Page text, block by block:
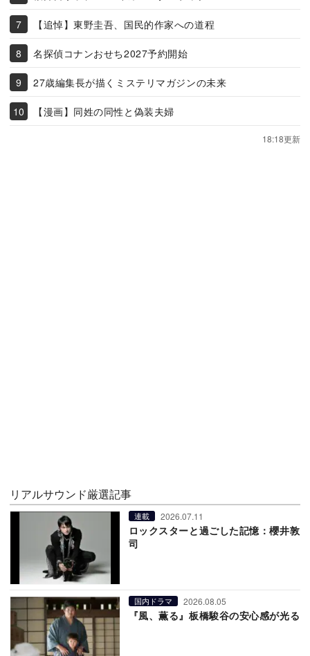
【追悼】東野圭吾、国民的作家への道程
名探偵コナンおせち2027予約開始
27歳編集長が描くミステリマガジンの未来
【漫画】同姓の同性と偽装夫婦
18:18更新
リアルサウンド厳選記事
連載 2026.07.11
ロックスターと過ごした記憶：櫻井敦
司
国内ドラマ 2026.08.05
『風、薫る』板橋駿谷の安心感が光る